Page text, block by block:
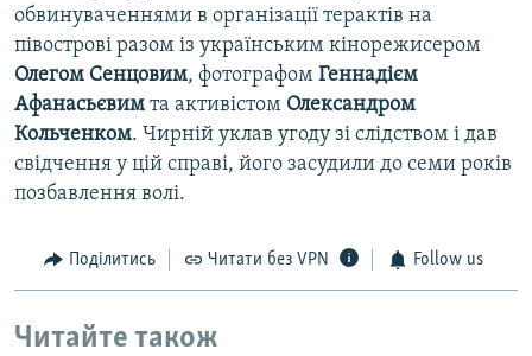
обвинуваченнями в організації терактів на
півострові разом із українським кінорежисером
Олегом Сенцовим, фотографом Геннадієм
Афанасьєвим та активістом Олександром
Кольченком. Чирній уклав угоду зі слідством і дав
свідчення у цій справі, його засудили до семи років
позбавлення волі.
Поділитись Читати без VPN Follow us
Читайте також